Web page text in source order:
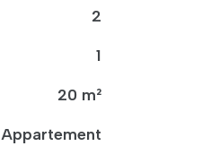
2
1
20 m²
Appartement